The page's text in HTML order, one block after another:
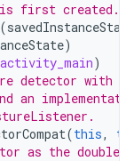
first created.
(savedInstanceState
)
activity_main)
detector with
an
(this,
as the double-